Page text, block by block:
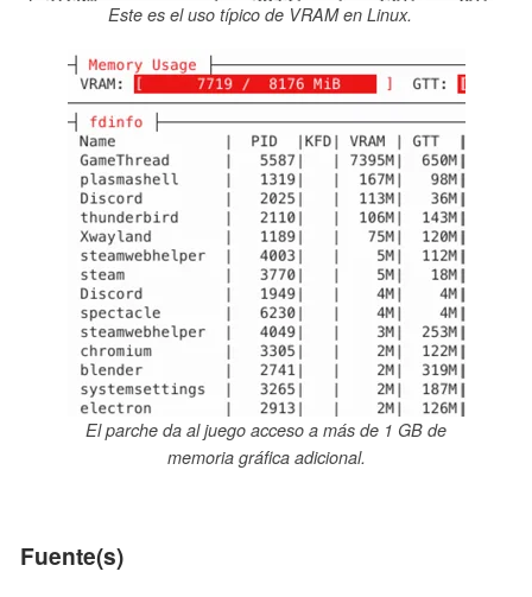
Este es el uso típico de VRAM en Linux.
El parche da al juego acceso a más de 1 GB de
memoria gráfica adicional.
Fuente(s)